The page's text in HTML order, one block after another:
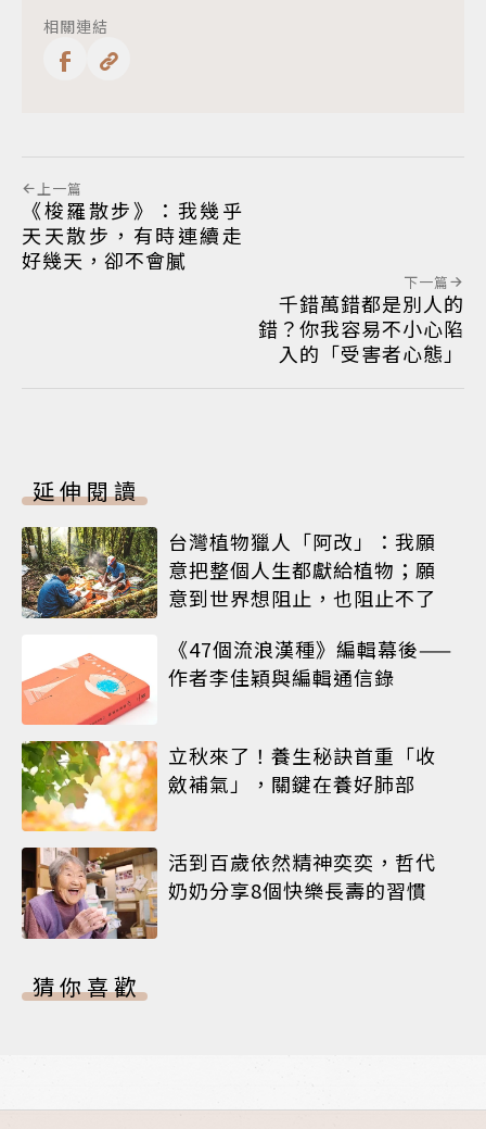
相關連結
上一篇
《梭羅散步》：我幾乎
天天散步，有時連續走
好幾天，卻不會膩
下一篇
千錯萬錯都是別人的
錯？你我容易不小心陷
入的「受害者心態」
延伸閱讀
台灣植物獵人「阿改」：我願
意把整個人生都獻給植物；願
意到世界想阻止，也阻止不了
《47個流浪漢種》編輯幕後——
作者李佳穎與編輯通信錄
立秋來了！養生秘訣首重「收
斂補氣」，關鍵在養好肺部
活到百歲依然精神奕奕，哲代
奶奶分享8個快樂長壽的習慣
猜你喜歡